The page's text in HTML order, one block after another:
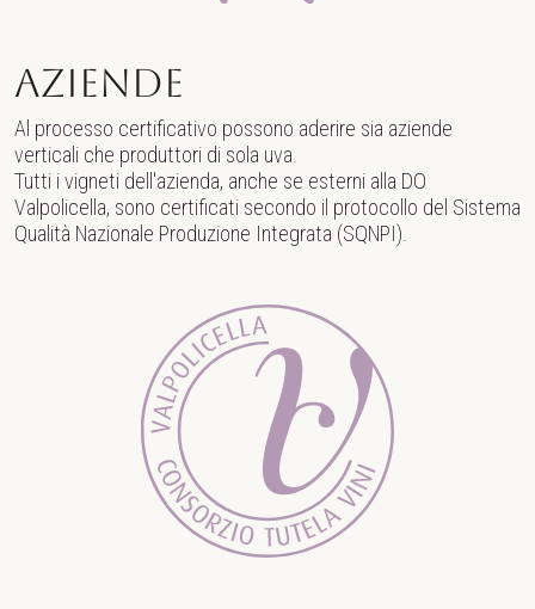
Aziende
Al processo certificativo possono aderire sia aziende
verticali che produttori di sola uva.
Tutti i vigneti dell'azienda, anche se esterni alla DO
Valpolicella, sono certificati secondo il protocollo del Sistema
Qualità Nazionale Produzione Integrata (SQNPI).